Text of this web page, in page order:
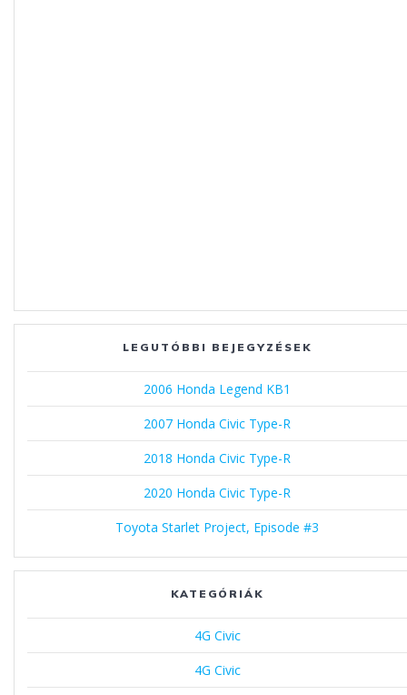
LEGUTÓBBI BEJEGYZÉSEK
2006 Honda Legend KB1
2007 Honda Civic Type-R
2018 Honda Civic Type-R
2020 Honda Civic Type-R
Toyota Starlet Project, Episode #3
KATEGÓRIÁK
4G Civic
4G Civic